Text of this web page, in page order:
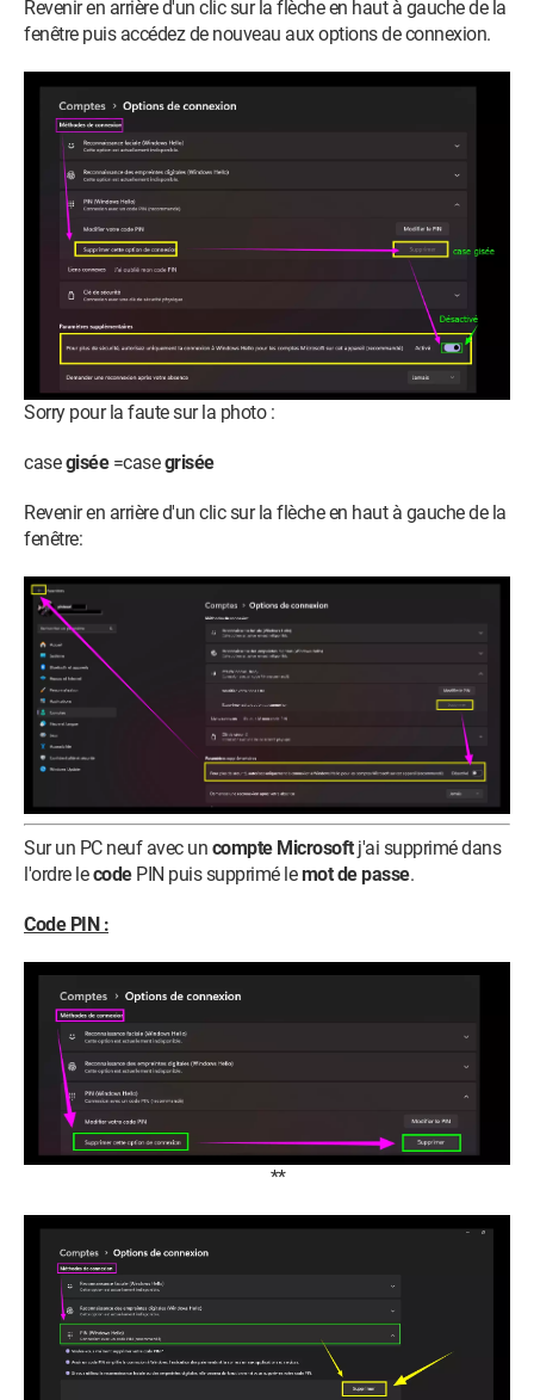
Revenir en arrière d'un clic sur la flèche en haut à gauche de la
fenêtre puis accédez de nouveau aux options de connexion.
Sorry pour la faute sur la photo :
casegisée=casegrisée
Revenir en arrière d'un clic sur la flèche en haut à gauche de la
fenêtre:
Sur un PC neuf avec un compte Microsoftj'ai supprimé dans
l'ordre lecodePIN puis supprimé lemot de passe.
Code PIN :
**